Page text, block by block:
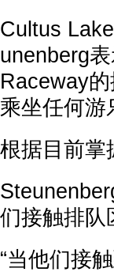
Cultus
unenberg
Raceway
乘坐任何游
根据目前掌
们接触排队
“当他们接